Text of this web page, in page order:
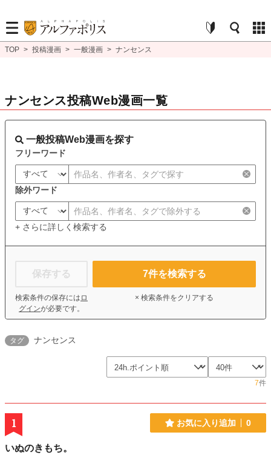
TOP > 投稿漫画 > 一般漫画 > ナンセンス
ナンセンス投稿Web漫画一覧
一般投稿Web漫画を探す
フリーワード
除外ワード
+ さらに詳しく検索する
保存する
検索条件の保存には ロ
グインが必要です。
7件を検索する
× 検索条件をクリアする
タグ ナンセンス
7件
1 お気に入り追加 0
いぬのきもち。